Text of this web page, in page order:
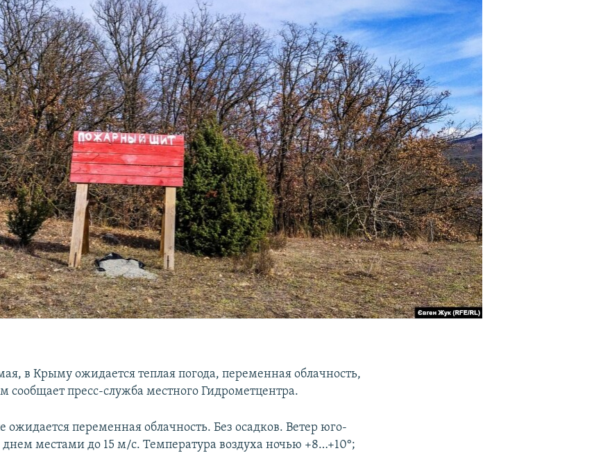
в Крыму ожидается теплая погода, переменная облачность,
сообщает пресс-служба местного Гидрометцентра.
ожидается переменная облачность. Без осадков. Ветер юго-
местами до 15 м/с. Температура воздуха ночью +8…+10°;